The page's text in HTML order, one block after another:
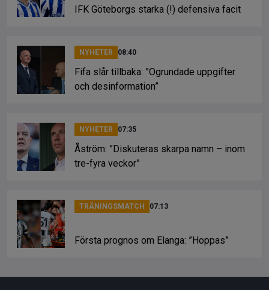
IFK Göteborgs starka (!) defensiva facit
NYHETER 08:40
Fifa slår tillbaka: ”Ogrundade uppgifter
och desinformation”
NYHETER 07:35
Åström: ”Diskuteras skarpa namn – inom
tre-fyra veckor”
TRÄNINGSMATCH 07:13
Första prognos om Elanga: ”Hoppas”